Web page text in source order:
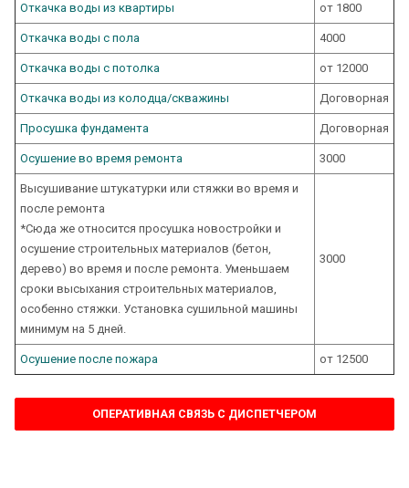
Откачка воды из квартиры от 1800
Откачка воды с пола 4000
Откачка воды с потолка от 12000
Откачка воды из колодца/скважины Договорная
Просушка фундамента Договорная
Осушение во время ремонта 3000
Высушивание штукатурки или стяжки во время и
после ремонта
*Сюда же относится просушка новостройки и
осушение строительных материалов (бетон,
дерево) во время и после ремонта. Уменьшаем
сроки высыхания строительных материалов,
особенно стяжки. Установка сушильной машины
минимум на 5 дней.
3000
Осушение после пожара от 12500
ОПЕРАТИВНАЯ СВЯЗЬ С ДИСПЕТЧЕРОМ